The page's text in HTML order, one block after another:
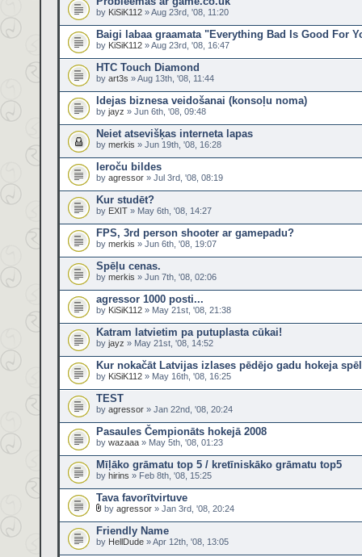
by KiSiK112 » Aug 23rd, '08, 11:20
Baigi labaa graamata "Everything Bad Is Good For
by KiSiK112 » Aug 23rd, '08, 16:47
HTC Touch Diamond
by art3s » Aug 13th, '08, 11:44
Idejas biznesa veidošanai (konsoļu noma)
by jayz » Jun 6th, '08, 09:48
Neiet atsevišķas interneta lapas
by merkis » Jun 19th, '08, 16:28
Ieroču bildes
by agressor » Jul 3rd, '08, 08:19
Kur studēt?
by EXIT » May 6th, '08, 14:27
FPS, 3rd person shooter ar gamepadu?
by merkis » Jun 6th, '08, 19:07
Spēļu cenas.
by merkis » Jun 7th, '08, 02:06
agressor 1000 posti...
by KiSiK112 » May 21st, '08, 21:38
Katram latvietim pa putuplasta cūkai!
by jayz » May 21st, '08, 14:52
Kur nokačāt Latvijas izlases pēdējo gadu hokeja
by KiSiK112 » May 16th, '08, 16:25
TEST
by agressor » Jan 22nd, '08, 20:24
Pasaules Čempionāts hokejā 2008
by wazaaa » May 5th, '08, 01:23
Mīļāko grāmatu top 5 / kretīniskāko grāmatu top5
by hirins » Feb 8th, '08, 15:25
Tava favorītvirtuve
by agressor » Jan 3rd, '08, 20:24
Friendly Name
by HellDude » Apr 12th, '08, 13:05